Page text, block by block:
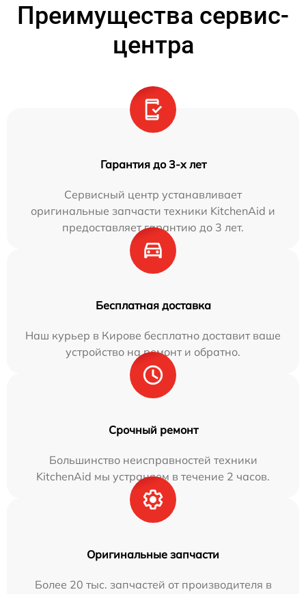
Преимущества сервис-
центра
Гарантия до 3-х лет
Сервисный центр устанавливает
оригинальные запчасти техники KitchenAid и
предоставляет гарантию до 3 лет.
Бесплатная доставка
Наш курьер в Кирове бесплатно доставит ваше
устройство на ремонт и обратно.
Срочный ремонт
Большинство неисправностей техники
KitchenAid мы устраняем в течение 2 часов.
Оригинальные запчасти
Более 20 тыс. запчастей от производителя в